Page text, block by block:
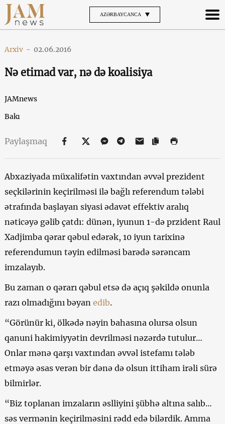
AZƏRBAYCANCA
Arxiv - 02.06.2016
Nə etimad var, nə də koalisiya
JAMnews
Bakı
Paylaşmaq
Abxaziyada müxalifətin vaxtından əvvəl prezident
seçkilərinin keçirilməsi ilə bağlı referendum tələbi
ətrafında başlayan siyasi ədavət effektiv aralıq
nəticəyə gəlib çatdı: dünən, iyunun 1-də przident Raul
Xadjimba qərar qəbul edərək, 10 iyun tarixinə
referendumun təyin edilməsi barədə sərəncam
imzalayıb.
Bu zaman o qərarı qəbul etsə də açıq şəkildə onunla
razı olmadığını bəyan edib.
“Görünür ki, ölkədə nəyin bahasına olursa olsun
qanuni hakimiyyətin devrilməsi nəzərdə tutulur…
Onlar mənə qarşı vaxtından əvvəl istefamı tələb
etməyə əsas verən bir dənə də olsun ittiham irəli sürə
bilmirlər.
“Biz toplanan imzaların əslliyini şübhə altına salıb…
səs vermənin keçirilməsini rədd edə bilərdik. Amma